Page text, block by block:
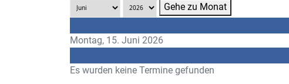
Gehe zu Monat
Montag, 15. Juni 2026
Es wurden keine Termine gefunden